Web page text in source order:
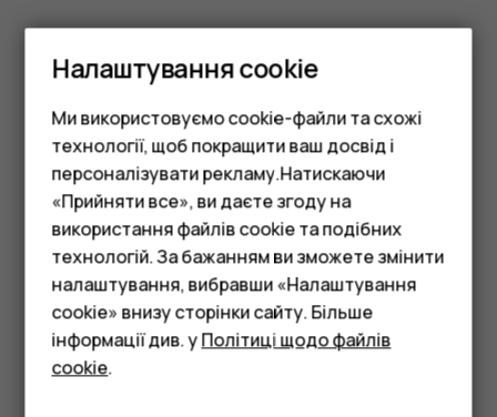
Смартфони
Фічерфони
Аксесуари
Планшети
Якщо ваш пристрій є водостійким, перегляньте технічні
характеристики пристрою та дізнайтеся, який ступінь
захисту забезпечує його оболонка.
СКЛЯНІ ДЕТАЛІ
Налаштування cookie
Ми використовуємо cookie-файли та схожі
технології, щоб покращити ваш досвід і
персоналізувати рекламу.Натискаючи
«Прийняти все», ви даєте згоду на
використання файлів cookie та подібних
технологій. За бажанням ви зможете змінити
налаштування, вибравши «Налаштування
cookie» внизу сторінки сайту. Більше
інформації див. уПолітиці щодо файлів
cookie.